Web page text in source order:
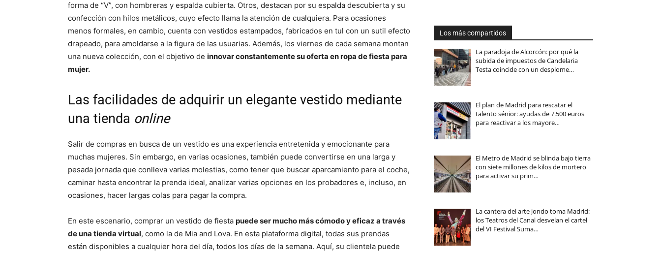
forma de “V”, con hombreras y espalda cubierta. Otros, destacan por su espalda descubierta y su
confección con hilos metálicos, cuyo efecto llama la atención de cualquiera. Para ocasiones
menos formales, en cambio, cuenta con vestidos estampados, fabricados en tul con un sutil efecto
drapeado, para amoldarse a la figura de las usuarias. Además, los viernes de cada semana montan
una nueva colección, con el objetivo de innovar constantemente su oferta en ropa de fiesta para
mujer.
Las facilidades de adquirir un elegante vestido mediante
una tienda online
Salir de compras en busca de un vestido es una experiencia entretenida y emocionante para
muchas mujeres. Sin embargo, en varias ocasiones, también puede convertirse en una larga y
pesada jornada que conlleva varias molestias, como tener que buscar aparcamiento para el coche,
caminar hasta encontrar la prenda ideal, analizar varias opciones en los probadores e, incluso, en
ocasiones, hacer largas colas para pagar la compra.
En este escenario, comprar un vestido de fiesta puede ser mucho más cómodo y eficaz a través
de una tienda virtual, como la de Mia and Lova. En esta plataforma digital, todas sus prendas
están disponibles a cualquier hora del día, todos los días de la semana. Aquí, su clientela puede
Los más compartidos
La paradoja de Alcorcón: por qué la
subida de impuestos de Candelaria
Testa coincide con un desplome…
El plan de Madrid para rescatar el
talento sénior: ayudas de 7.500 euros
para reactivar a los mayore…
El Metro de Madrid se blinda bajo tierra
con siete millones de kilos de mortero
para activar su prim…
La cantera del arte jondo toma Madrid:
los Teatros del Canal desvelan el cartel
del VI Festival Suma…